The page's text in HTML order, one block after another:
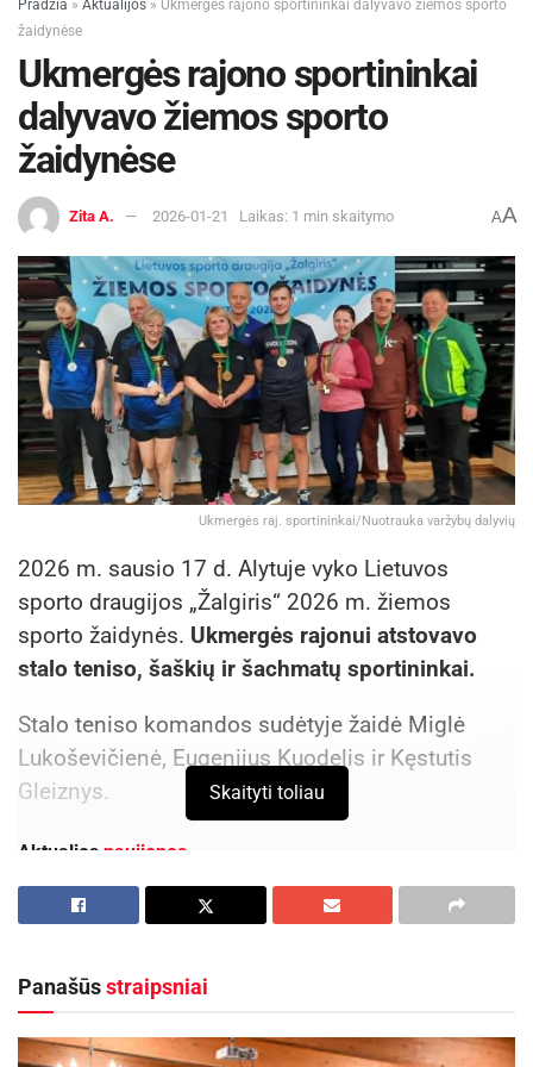
Pradžia » Aktualijos » Ukmergės rajono sportininkai dalyvavo žiemos sporto
žaidynėse
Ukmergės rajono sportininkai
dalyvavo žiemos sporto
žaidynėse
Zita A. 2026-01-21 Laikas: 1 min skaitymo AA
Ukmergės raj. sportininkai/Nuotrauka varžybų dalyvių
2026 m. sausio 17 d. Alytuje vyko Lietuvos
sporto draugijos „Žalgiris“ 2026 m. žiemos
sporto žaidynės. Ukmergės rajonui atstovavo
stalo teniso, šaškių ir šachmatų sportininkai.
Stalo teniso komandos sudėtyje žaidė Miglė
Lukoševičienė, Eugenijus Kuodelis ir Kęstutis
Gleiznys.
Aktualios naujienos
Iki dešimtadalio skubiosios medicinos pagalbos
2026-08-06
„Maisto banko“ civilinės saugos pratybos
Skaityti toliau
Panašūsstraipsniai